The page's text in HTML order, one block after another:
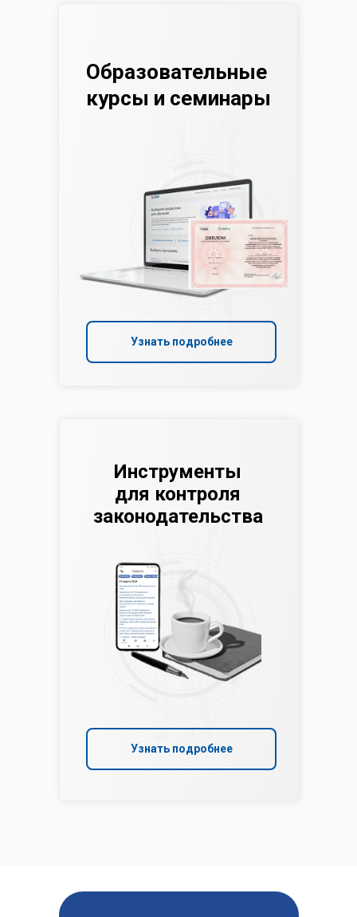
Узнать подробнее
Инструменты
для контроля
законодательства
Узнать подробнее
Образовательные
курсы и семинары